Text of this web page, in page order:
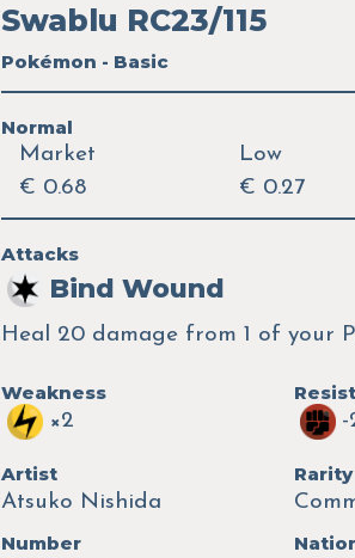
Swablu RC23/115
Pokémon - Basic
Normal
Market
€ 0.68
Low
€ 0.27
Attacks
Bind Wound
Heal 20 damage from 1 of your
Weakness
×2
-
Artist
Atsuko Nishida
Rarity
Number